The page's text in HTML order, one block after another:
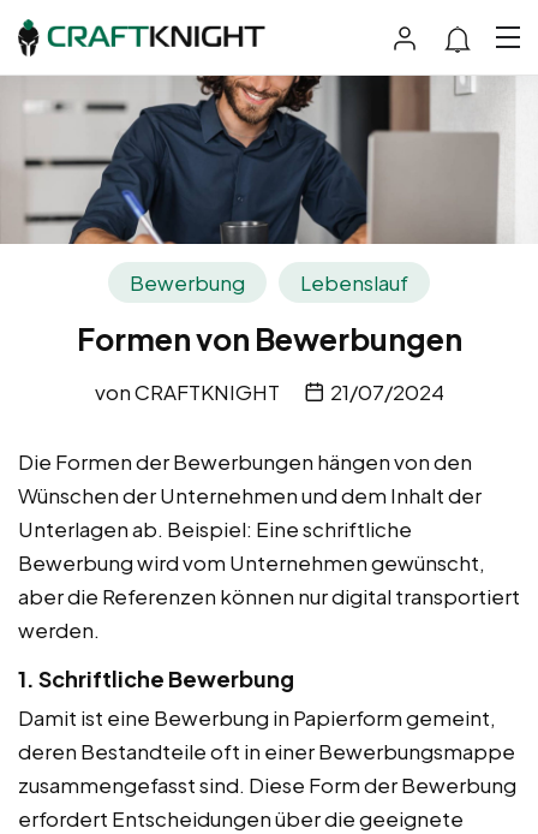
Bewerbung Lebenslauf
Formen von Bewerbungen
vonCRAFTKNIGHT 21/07/2024
Die Formen der Bewerbungen hängen von den
Wünschen der Unternehmen und dem Inhalt der
Unterlagen ab. Beispiel: Eine schriftliche
Bewerbung wird vom Unternehmen gewünscht,
aber die Referenzen können nur digital transportiert
werden.
1. Schriftliche Bewerbung
Damit ist eine Bewerbung in Papierform gemeint,
deren Bestandteile oft in einer Bewerbungsmappe
zusammengefasst sind. Diese Form der Bewerbung
erfordert Entscheidungen über die geeignete